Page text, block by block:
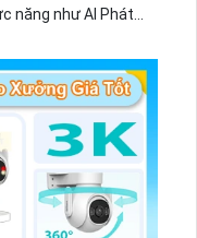
năng như AI Phát